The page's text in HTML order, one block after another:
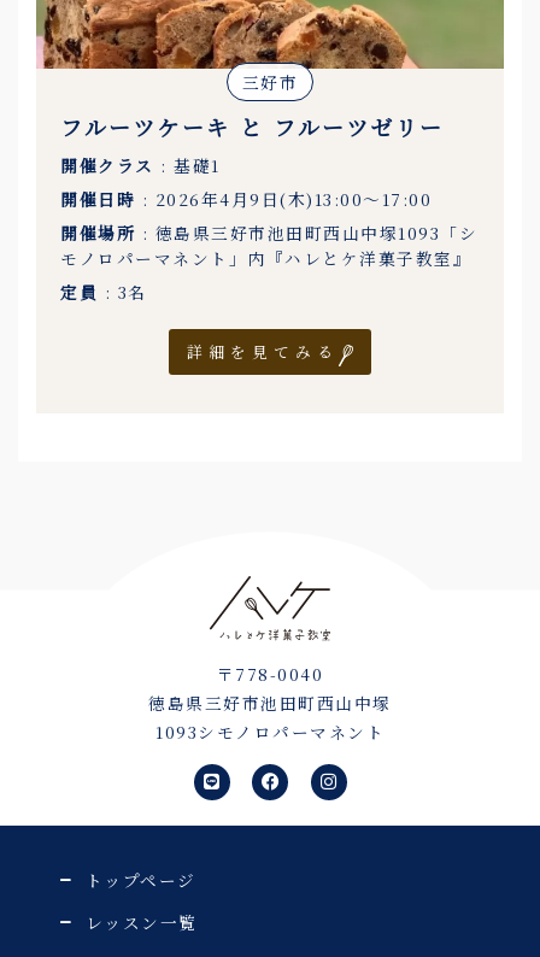
三好市
フルーツケーキ と フルーツゼリー
開催クラス : 基礎1
開催日時 : 2026年4月9日(木)13:00〜17:00
開催場所 : 徳島県三好市池田町西山中塚1093「シ
モノロパーマネント」内『ハレとケ洋菓子教室』
定員 : 3名
詳細を見てみる
〒778-0040
徳島県三好市池田町西山中塚
1093シモノロパーマネント
L
i
n
e
F
a
c
e
I
n
s
t
トップページ
レッスン一覧